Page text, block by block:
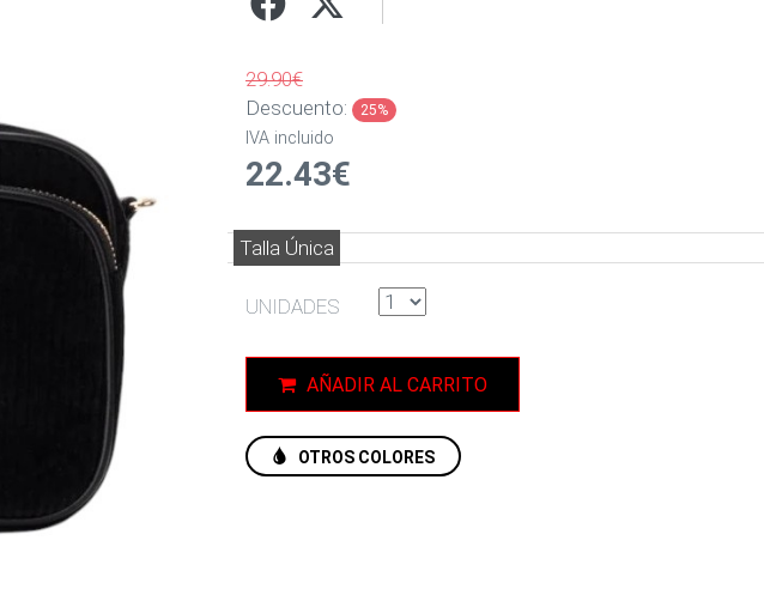
29.90€
Descuento:
25%
IVA incluido
22.43€
Talla Única
UNIDADES
AÑADIR AL CARRITO
OTROS COLORES